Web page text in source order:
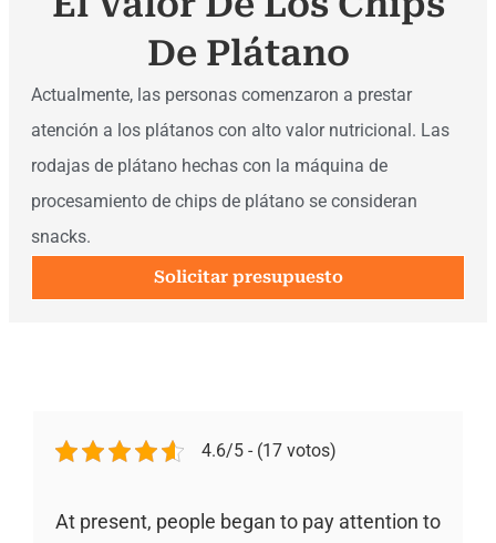
De Plátano
Actualmente, las personas comenzaron a prestar
atención a los plátanos con alto valor nutricional. Las
rodajas de plátano hechas con la máquina de
procesamiento de chips de plátano se consideran
snacks.
Solicitar presupuesto
4.6/5 - (17 votos)
At present, people began to pay attention to